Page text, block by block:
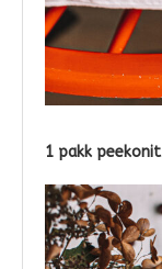
1 pakk peekonit